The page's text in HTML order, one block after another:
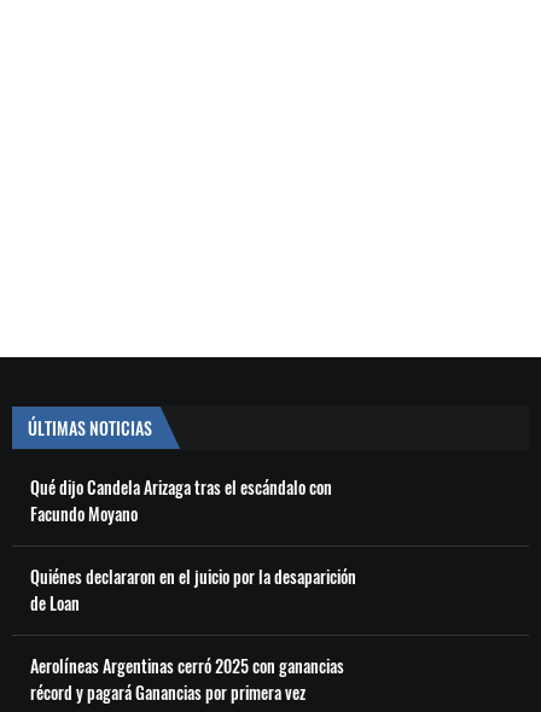
ÚLTIMAS NOTICIAS
Qué dijo Candela Arizaga tras el escándalo con
Facundo Moyano
Quiénes declararon en el juicio por la desaparición
de Loan
Aerolíneas Argentinas cerró 2025 con ganancias
récord y pagará Ganancias por primera vez